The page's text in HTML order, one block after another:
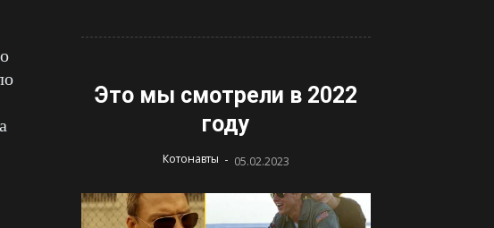
Это мы смотрели в 2022
году
Котонавты - 05.02.2023